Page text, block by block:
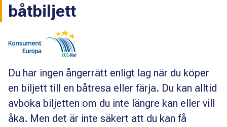
båtbiljett
Du har ingen ångerrätt enligt lag när du köper
en biljett till en båtresa eller färja. Du kan alltid
avboka biljetten om du inte längre kan eller vill
åka. Men det är inte säkert att du kan få